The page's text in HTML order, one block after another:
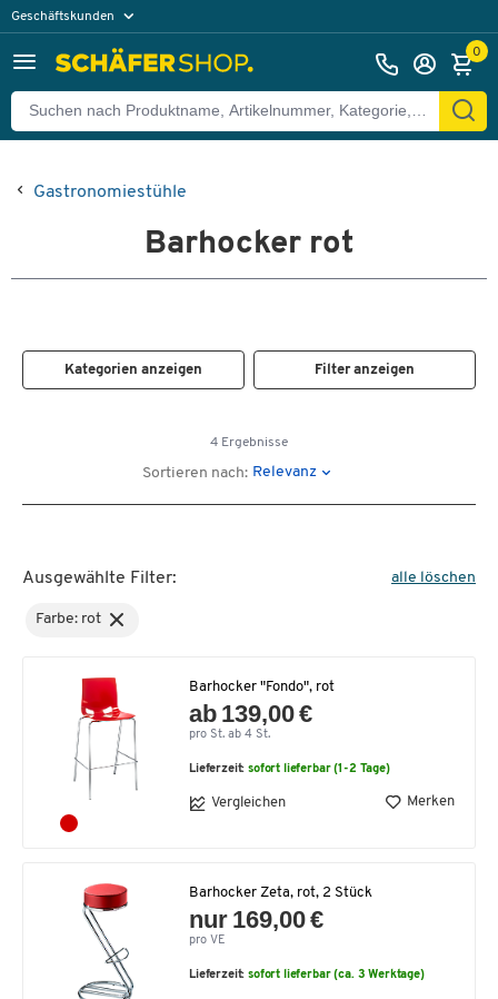
Geschäftskunden
0
Gastronomiestühle
Barhocker rot
Kategorien anzeigen Filter anzeigen
4 Ergebnisse
Sortieren nach: Relevanz
Ausgewählte Filter: alle löschen
Farbe: rot
Barhocker "Fondo", rot
ab 139,00 €
pro St. ab 4 St.
Lieferzeit:sofort lieferbar (1-2 Tage)
Vergleichen Merken
Barhocker Zeta, rot, 2 Stück
nur 169,00 €
pro VE
Lieferzeit:sofort lieferbar (ca. 3 Werktage)